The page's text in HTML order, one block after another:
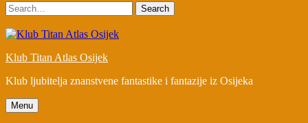
Search
Klub Titan Atlas Osijek
Klub ljubitelja znanstvene fantastike i fantazije iz Osijeka
Menu